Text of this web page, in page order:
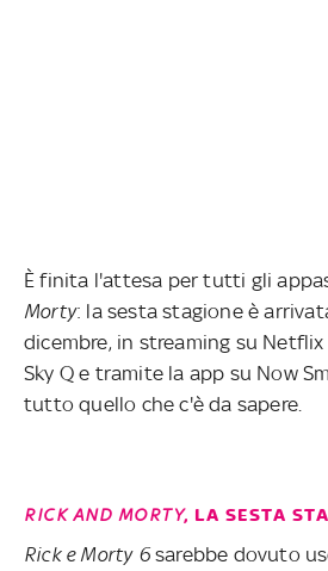
È finita l'attesa per tutti gli
Morty: la sesta stagione è
dicembre, in streaming su
Sky Q e tramite la app su Now
tutto quello che c'è da sapere.
RICK AND MORTY, LA SESTA
Rick e Morty 6sarebbe dovuto